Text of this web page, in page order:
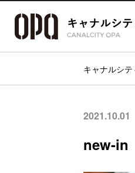
キャナルシ
2021.10.01
new-in